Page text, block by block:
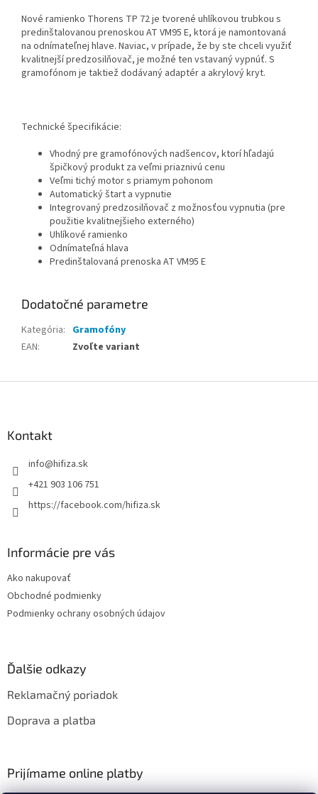
Nové ramienko Thorens TP 72 je tvorené uhlíkovou trubkou s
predinštalovanou prenoskou AT VM95 E, ktorá je namontovaná
na odnímateľnej hlave. Naviac, v prípade, že by ste chceli využiť
kvalitnejší predzosilňovač, je možné ten vstavaný vypnúť. S
gramofónom je taktiež dodávaný adaptér a akrylový kryt.
Technické špecifikácie:
Vhodný pre gramofónových nadšencov, ktorí hľadajú
špičkový produkt za veľmi priaznivú cenu
Veľmi tichý motor s priamym pohonom
Automatický štart a vypnutie
Integrovaný predzosilňovač z možnosťou vypnutia (pre
použitie kvalitnejšieho externého)
Uhlíkové ramienko
Odnímateľná hlava
Predinštalovaná prenoska AT VM95 E
Dodatočné parametre
Kategória: Gramofóny
EAN: Zvoľte variant
Kontakt
info@hifiza.sk
+421 903 106 751
https://facebook.com/hifiza.sk
Informácie pre vás
Ako nakupovať
Obchodné podmienky
Podmienky ochrany osobných údajov
Ďalšie odkazy
Reklamačný poriadok
Doprava a platba
Prijímame online platby